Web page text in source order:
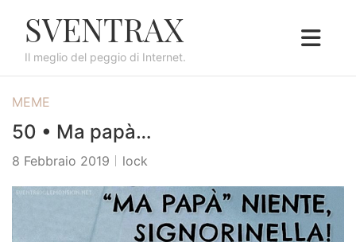
SVENTRAX
Il meglio del peggio di Internet.
MEME
50 • Ma papà…
8 Febbraio 2019 lock